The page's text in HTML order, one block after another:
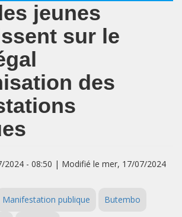
jeunes
sur le
des
2024 - 08:50 | Modifié le mer, 17/07/2024
Manifestation publique Butembo